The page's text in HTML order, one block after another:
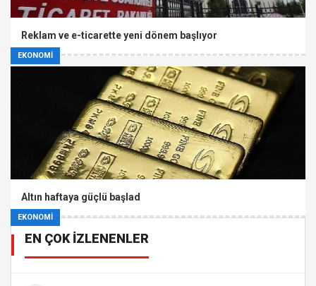
EKONOMİ
Reklam ve e-ticarette yeni dönem başlıyor
EKONOMİ
Altın haftaya güçlü başlad
EN ÇOK İZLENENLER